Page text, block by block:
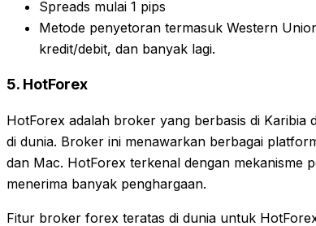
Spreads mulai 1 pips
Metode penyetoran termasuk Western
kredit/debit, dan banyak lagi.
5. HotForex
HotForex adalah broker yang berbasis di
di dunia. Broker ini menawarkan berbagai
dan Mac. HotForex terkenal dengan mekanisme
menerima banyak penghargaan.
Fitur broker forex teratas di dunia untuk